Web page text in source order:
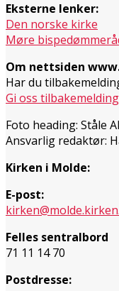
Eksterne lenker:
Den norske kirke
Møre
Om nettsiden
Har du
Gi oss
Foto heading: Ståle
Ansvarlig redaktør:
Kirken i Molde:
E-post:
Felles sentralbord
71 11 14 70
Postdresse: